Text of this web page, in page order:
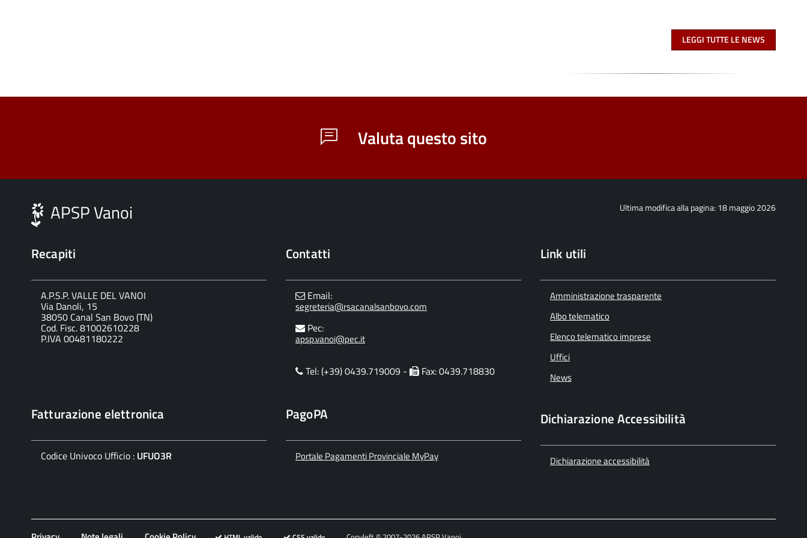
LEGGI TUTTE LE NEWS
Valuta questo sito
Ultima modifica alla pagina: 18 maggio 2026
APSP Vanoi
Recapiti
A.P.S.P. VALLE DEL VANOI
Via Danoli, 15
38050 Canal San Bovo (TN)
Cod. Fisc. 81002610228
P.IVA 00481180222
Fatturazione elettronica
Codice Univoco Ufficio : UFUO3R
Contatti
Email:
segreteria@rsacanalsanbovo.com
Pec:
apsp.vanoi@pec.it
Tel: (+39) 0439.719009 - Fax: 0439.718830
PagoPA
Portale Pagamenti Provinciale MyPay
Link utili
Amministrazione trasparente
Albo telematico
Elenco telematico imprese
Uffici
News
Dichiarazione Accessibilità
Dichiarazione accessibilità